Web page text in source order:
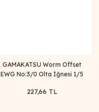
GAMAKATSU Worm Offset
EWG No:3/0 Olta İğnesi 1/5
227,66 TL